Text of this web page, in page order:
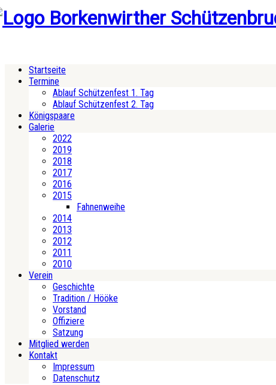
Startseite
Termine
Ablauf Schützenfest 1. Tag
Ablauf Schützenfest 2. Tag
Königspaare
Galerie
2022
2019
2018
2017
2016
2015
Fahnenweihe
2014
2013
2012
2011
2010
Verein
Geschichte
Tradition / Hööke
Vorstand
Offiziere
Satzung
Mitglied werden
Kontakt
Impressum
Datenschutz